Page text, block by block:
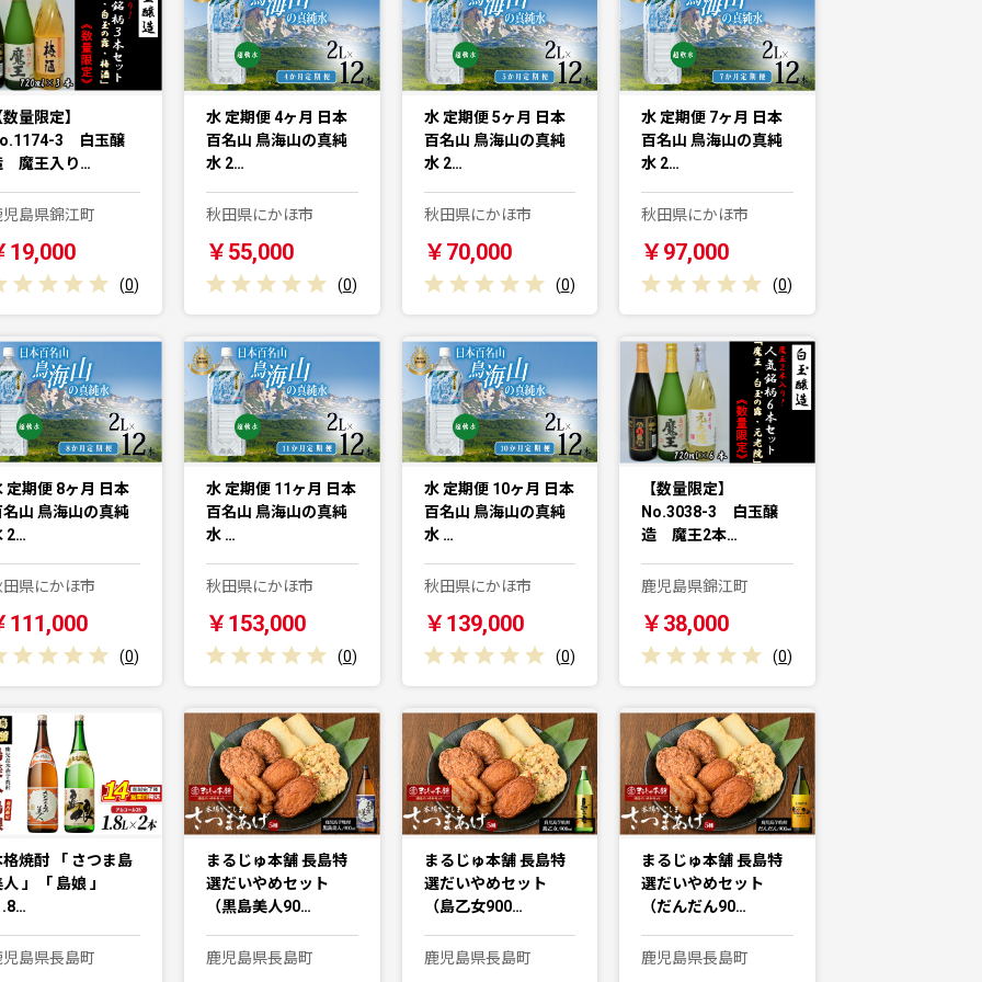
量限定】
3 白玉醸
魔王入り…
児島県錦江町
19,000
(0)
水 定期便 4ヶ月 日本
百名山 鳥海山の真純
水 2…
秋田県にかほ市
￥55,000
(0)
水 定期便 5ヶ月 日本
百名山 鳥海山の真純
水 2…
秋田県にかほ市
￥70,000
(0)
水 定期便 7ヶ月 日本
百名山 鳥海山の真純
水 2…
秋田県にかほ市
￥97,000
(0)
定期便 8ヶ月 日本
名山 鳥海山の真純
2…
田県にかほ市
111,000
(0)
水 定期便 11ヶ月 日本
百名山 鳥海山の真純
水 …
秋田県にかほ市
￥153,000
(0)
水 定期便 10ヶ月 日本
百名山 鳥海山の真純
水 …
秋田県にかほ市
￥139,000
(0)
【数量限定】
No.3038-3 白玉醸
造 魔王2本…
鹿児島県錦江町
￥38,000
(0)
格焼酎 「 さつま島
」「 島娘 」
児島県長島町
まるじゅ本舗 長島特
選だいやめセット
（黒島美人90…
鹿児島県長島町
まるじゅ本舗 長島特
選だいやめセット
（島乙女900…
鹿児島県長島町
まるじゅ本舗 長島特
選だいやめセット
（だんだん90…
鹿児島県長島町